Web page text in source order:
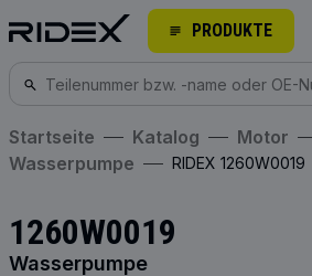
PRODUKTE
Startseite Katalog Motor
Wasserpumpe
RIDEX 1260W0019
1260W0019
Wasserpumpe